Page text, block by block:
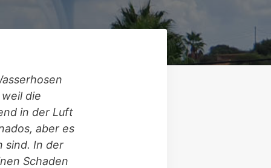
die
in der Luft
aber es
sind. In der
Schaden